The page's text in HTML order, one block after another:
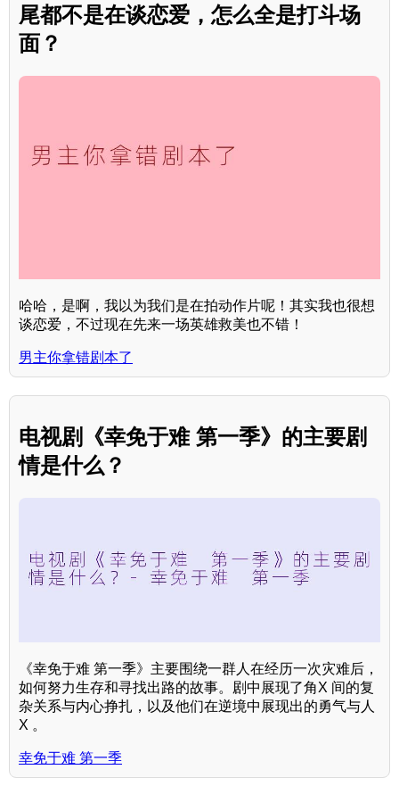
尾都不是在谈恋爱，怎么全是打斗场
面？
哈哈，是啊，我以为我们是在拍动作片呢！其实我也很想
谈恋爱，不过现在先来一场英雄救美也不错！
男主你拿错剧本了
电视剧《幸免于难 第一季》的主要剧
情是什么？
《幸免于难 第一季》主要围绕一群人在经历一次灾难后，
如何努力生存和寻找出路的故事。剧中展现了角X 间的复
杂关系与内心挣扎，以及他们在逆境中展现出的勇气与人
X 。
幸免于难 第一季